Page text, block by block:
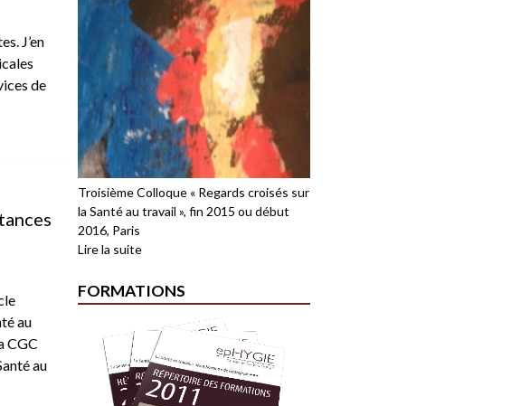
J’en
de
au
CGC
au
Troisième Colloque « Regards croisés sur
la Santé au travail », fin 2015 ou début
2016, Paris
Lire la suite
FORMATIONS